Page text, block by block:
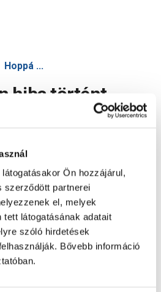
Ön hozzájárul,
szerződött partnerei
el, melyek
látogatásának adatait
szóló hirdetések
Bővebb információ
Hoppá ...
hiba történt
újratöltése